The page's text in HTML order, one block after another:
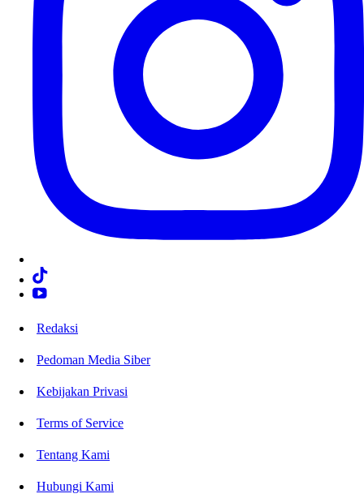
Redaksi
Pedoman Media Siber
Kebijakan Privasi
Terms of Service
Tentang Kami
Hubungi Kami